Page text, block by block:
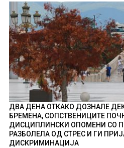
ДВА ДЕНА ОТКАКО ДОЗНАЛЕ
БРЕМЕНА, СОПСТВЕНИЦИТЕ
ДИСЦИПЛИНСКИ ОПОМЕНИ СО
РАЗБОЛЕЛА ОД СТРЕС И ГИ
ДИСКРИМИНАЦИЈА